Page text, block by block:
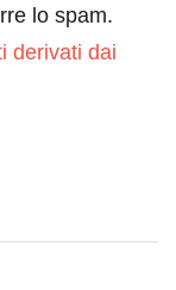
lo spam.
derivati dai